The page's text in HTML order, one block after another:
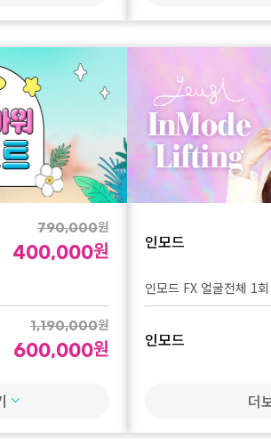
790,000원
400,000원
1,190,000원
600,000원
인모드
인모드 FX 얼굴전체 1회
인모드
더